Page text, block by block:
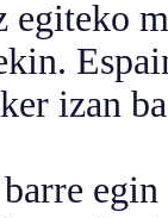
egiteko
egin